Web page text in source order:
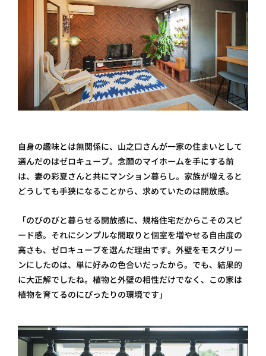
自身の趣味とは無関係に、山之口さんが一家の住まいとして
選んだのはゼロキューブ。念願のマイホームを手にする前
は、妻の彩夏さんと共にマンション暮らし。家族が増えると
どうしても手狭になることから、求めていたのは開放感。
「のびのびと暮らせる開放感に、規格住宅だからこそのスピ
ード感。それにシンプルな間取りと個室を増やせる自由度の
高さも、ゼロキューブを選んだ理由です。外壁をモスグリー
ンにしたのは、単に好みの色合いだったから。でも、結果的
に大正解でしたね。植物と外壁の相性だけでなく、この家は
植物を育てるのにぴったりの環境です」